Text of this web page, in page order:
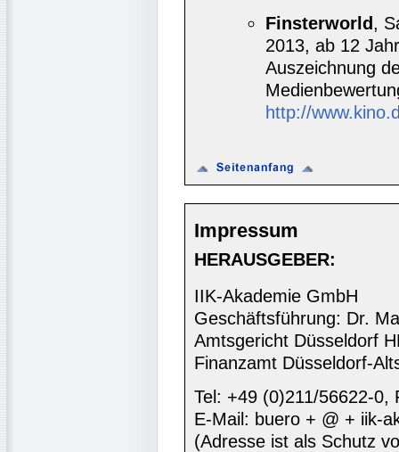
Finsterworld,
2013, ab 12
Auszeichnung
http://
Impressum
HERAUSGEBER:
IIK-Akademie GmbH
Geschäftsführung: Dr.
Amtsgericht Düsseldorf
Finanzamt Düsseldorf-
Tel: +49 (0)211/56622-0,
E-Mail: buero + @ + iik-
(Adresse ist als Schutz